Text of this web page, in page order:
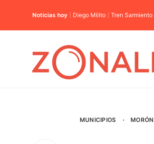
Noticias hoy Diego Milito Tren Sarmiento
MUNICIPIOS · MORÓN